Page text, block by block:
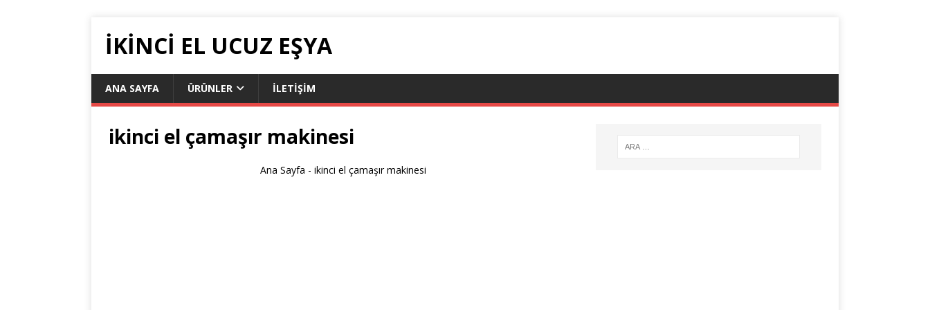
İKİNCİ EL UCUZ EŞYA
ANA SAYFA ÜRÜNLER İLETIŞIM
ikinci el çamaşır makinesi
Ana Sayfa -ikinci el çamaşır makinesi